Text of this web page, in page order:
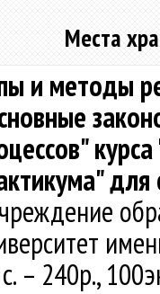
Места
и методы
для
– 240р.,